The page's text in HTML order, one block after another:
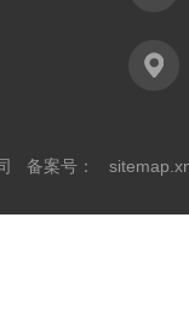
备案号：